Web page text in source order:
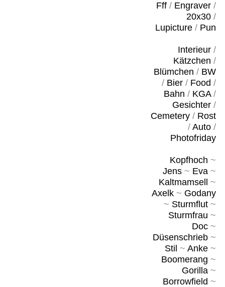
Fff/ Engraver/
20x30/
Lupicture/ Pun
Interieur/
Kätzchen /
Blümchen / BW
/ Bier/ Food /
Bahn / KGA/
Gesichter/
Cemetery/ Rost
/ Auto/
Photofriday
Kopfhoch ~
Jens~ Eva~
Kaltmamsell
~
Axelk~ Godany
~ Sturmflut~
Sturmfrau ~
Doc~
Düsenschrieb~
Stil ~ Anke~
Boomerang ~
Gorilla~
Borrowfield ~